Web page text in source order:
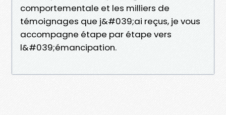
comportementale et les milliers de
témoignages que j&#039;ai reçus, je vous
accompagne étape par étape vers
l&#039;émancipation.